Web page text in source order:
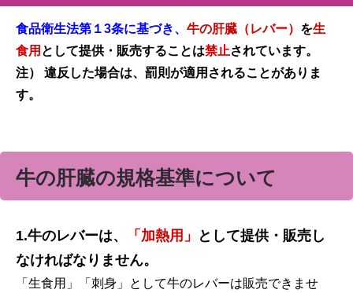
食品衛生法第１3条に基づき、 牛の肝臓（レバー） を生
食用 として提供・販売することは禁止されています。
注） 違反した場合は、罰則が適用されることがありま
す。
牛の肝臓の規格基準について
1.牛のレバーは、 「加熱用」
として提供・販売し
なければなりません。
「生食用」「刺身」として牛のレバーは販売できませ